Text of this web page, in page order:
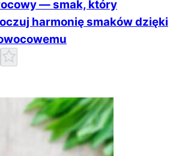
— smak, który
harmonię smaków dzięki